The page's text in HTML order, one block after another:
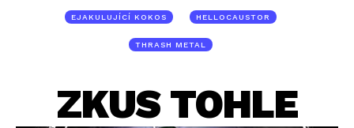
EJAKULUJÍCÍ KOKOS HELLOCAUSTOR
THRASH METAL
ZKUS TOHLE